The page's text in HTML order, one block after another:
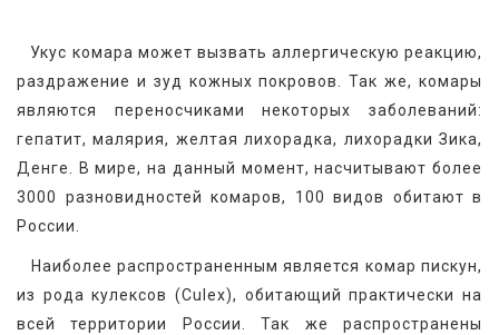
Укус комара может вызвать аллергическую реакцию,
раздражение и зуд кожных покровов. Так же, комары
являются переносчиками некоторых заболеваний:
гепатит, малярия, желтая лихорадка, лихорадки Зика,
Денге. В мире, на данный момент, насчитывают более
3000 разновидностей комаров, 100 видов обитают в
России.
Наиболее распространенным является комар пискун,
из рода кулексов (Culex), обитающий практически на
всей территории России. Так же распространены